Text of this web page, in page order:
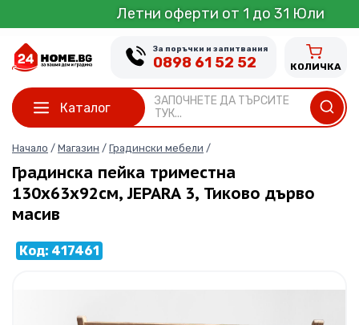
to
content
Летни оферти от 1 до 31 Юли
Каталог
ЗАПОЧНЕТЕ ДА ТЪРСИТЕ
ТУК...
За поръчки и запитвания
0898 61 52 52 КОЛИЧКА
Градинска пейка триместна
130х63х92см, JEPARA 3, Тиково дърво
масив
Начало / Магазин / Градински мебели /
Код: 417461